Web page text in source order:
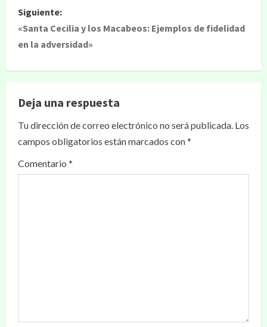
Siguiente:
«Santa Cecilia y los Macabeos: Ejemplos de fidelidad
en la adversidad»
Deja una respuesta
Tu dirección de correo electrónico no será publicada. Los
campos obligatorios están marcados con*
Comentario *